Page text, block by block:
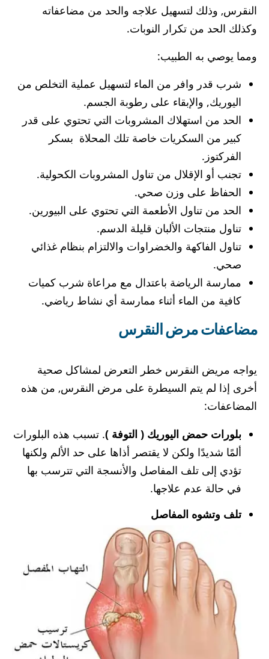
النقرس, وذلك لتسهيل علاجه والحد من مضاعفاته
وكذلك الحد من تكرار النوبات.
ومما يوصي به الطبيب:
شرب قدر وافر من الماء لتسهيل عملية التخلص من
اليوريك, والإبقاء على رطوبة الجسم.
الحد من استهلاك المشروبات التي تحتوي على قدر
كبير من السكريات خاصة تلك المحلاة بسكر
الفركتوز.
تجنب أو الإقلال من تناول المشروبات الكحولية.
الحفاظ على وزن صحي.
الحد من تناول الأطعمة التي تحتوي على البيورين.
تناول منتجات الألبان قليلة الدسم.
تناول الفاكهة والخضراوات والالتزام بنظام غذائي
صحي.
ممارسة الرياضة باعتدال مع مراعاة شرب كميات
كافية من الماء أثناء ممارسة أي نشاط رياضي.
مضاعفات مرض النقرس
يواجه مريض النقرس خطر التعرض لمشاكل صحية
أخرى إذا لم يتم السيطرة على مرض النقرس, من هذه
المضاعفات:
بلورات حمض اليوريك ( التوفة ). تسبب هذه البلورات
ألمًا شديدًا ولكن لا يقتصر أذاها على حد الألم ولكنها
تؤدي إلى تلف المفاصل والأنسجة التي تترسب بها
في حالة عدم علاجها.
تلف وتشوه المفاصل